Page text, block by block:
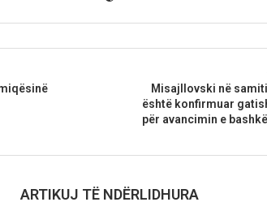
Misajllovski në
është konfirmuar
për avancimin e
ARTIKUJ TË NDËRLIDHURA